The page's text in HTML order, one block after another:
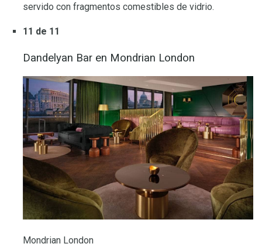
servido con fragmentos comestibles de vidrio.
11 de 11
Dandelyan Bar en Mondrian London
Mondrian London